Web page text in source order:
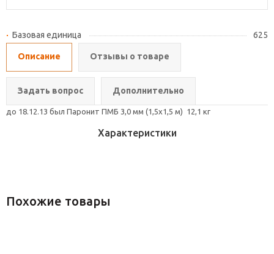
Базовая единица 625
Описание Отзывы о товаре
Задать вопрос Дополнительно
до 18.12.13 был Паронит ПМБ 3,0 мм (1,5х1,5 м) 12,1 кг
Характеристики
Похожие товары